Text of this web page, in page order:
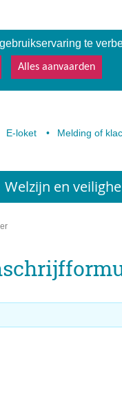
te
Alles aanvaarden
E-loket Melding of
Welzijn en